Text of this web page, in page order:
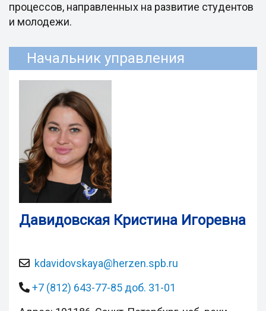
процессов, направленных на развитие студентов
и молодежи.
Начальник управления
Давидовская Кристина Игоревна
kdavidovskaya@herzen.spb.ru
+7 (812) 643-77-85 доб. 31-01